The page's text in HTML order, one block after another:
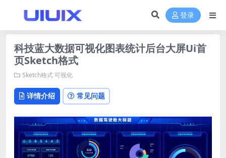
登录
科技蓝大数据可视化图表统计后台大屏Ui首
页Sketch格式
Sketch格式可视化
详情介绍 常见问题